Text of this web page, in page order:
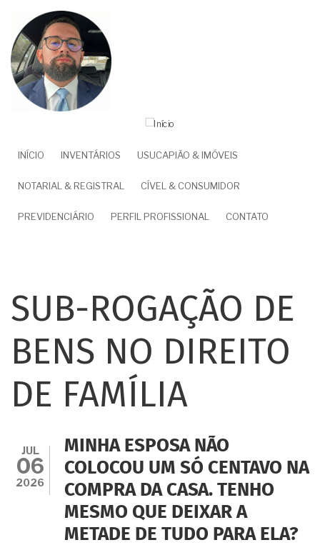
para
conteúdo
principal
NAVEGAÇÃO
INÍCIO INVENTÁRIOS USUCAPIÃO & IMÓVEIS
NOTARIAL & REGISTRAL CÍVEL & CONSUMIDOR
PREVIDENCIÁRIO PERFIL PROFISSIONAL CONTATO
SUB-ROGAÇÃO DE
BENS NO DIREITO
DE FAMÍLIA
JUL
06
2026
MINHA ESPOSA NÃO
COLOCOU UM SÓ CENTAVO NA
COMPRA DA CASA. TENHO
MESMO QUE DEIXAR A
METADE DE TUDO PARA ELA?